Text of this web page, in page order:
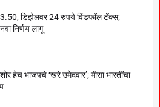
3.50, डिझेलवर 24 रुपये विंडफॉल टॅक्स;
निर्णय लागू
हेच भाजपचे ‘खरे उमेदवार’; मीसा भारतींचा